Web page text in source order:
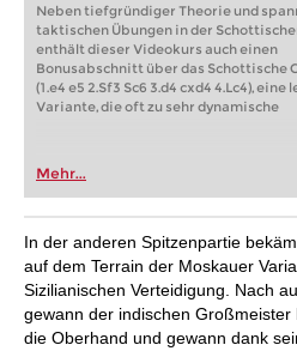
Neben tiefgründiger Theorie und
taktischen Übungen in der
enthält dieser Videokurs auch einen
Bonusabschnitt über das Schottische
(1.e4 e5 2.Sf3 Sc6 3.d4 cxd4 4.Lc4),
Variante, die oft zu sehr dynamische
Mehr...
In der anderen Spitzenpartie
auf dem Terrain der Moskauer
Sizilianischen Verteidigung. Nach
gewann der indischen
die Oberhand und gewann dank